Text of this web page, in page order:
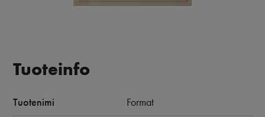
Tuoteinfo
Tuotenimi Format